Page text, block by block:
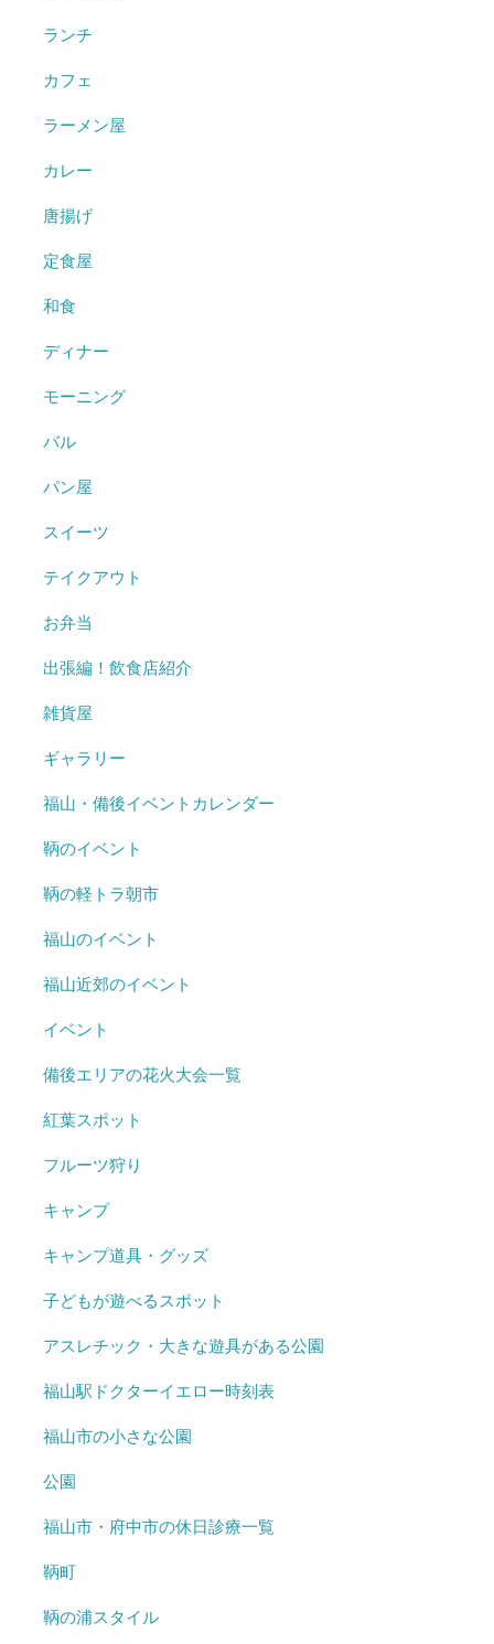
ランチ
カフェ
ラーメン屋
カレー
唐揚げ
定食屋
和食
ディナー
モーニング
バル
パン屋
スイーツ
テイクアウト
お弁当
出張編！飲食店紹介
雑貨屋
ギャラリー
福山・備後イベントカレンダー
鞆のイベント
鞆の軽トラ朝市
福山のイベント
福山近郊のイベント
イベント
備後エリアの花火大会一覧
紅葉スポット
フルーツ狩り
キャンプ
キャンプ道具・グッズ
子どもが遊べるスポット
アスレチック・大きな遊具がある公園
福山駅ドクターイエロー時刻表
福山市の小さな公園
公園
福山市・府中市の休日診療一覧
鞆町
鞆の浦スタイル